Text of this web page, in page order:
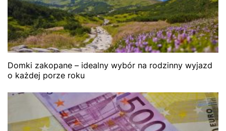
Domki zakopane – idealny wybór na rodzinny wyjazd
o każdej porze roku